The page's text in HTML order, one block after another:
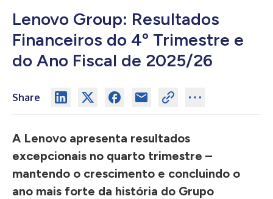
Lenovo Group: Resultados
Financeiros do 4º Trimestre e
do Ano Fiscal de 2025/26
Share
A Lenovo apresenta resultados
excepcionais no quarto trimestre –
mantendo o crescimento e concluindo o
ano mais forte da história do Grupo